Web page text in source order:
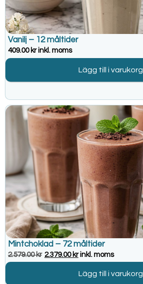
Vanilj – 12 måltider
409.00 krinkl. moms
Lägg till i varukorg
Mintchoklad – 72 måltider
2.579.00kr 2.379.00 krinkl. moms
Lägg till i varukorg